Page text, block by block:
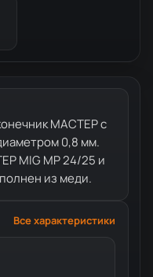
МАСТЕР с
0,8 мм.
MIG MP 24/25 и
из меди.
Все характеристики